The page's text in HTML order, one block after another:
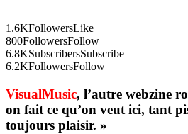
1.6KFollowersLike
800FollowersFollow
6.8KSubscribersSubscribe
6.2KFollowersFollow
VisualMusic, l’autre webzine
on fait ce qu’on veut ici, tant
toujours plaisir. »